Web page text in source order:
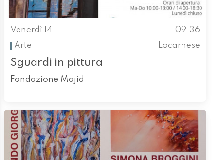
Venerdì 14
09.36
Arte
Locarnese
Sguardi in pittura
Fondazione Majid